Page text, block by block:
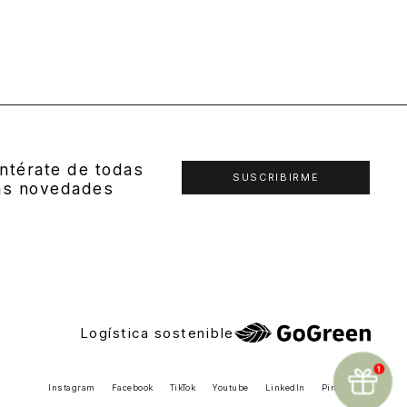
de todas
novedades
SUSCRIBIRME
Logística sostenible
Instagram Facebook TikTok Youtube LinkedIn Pinterest